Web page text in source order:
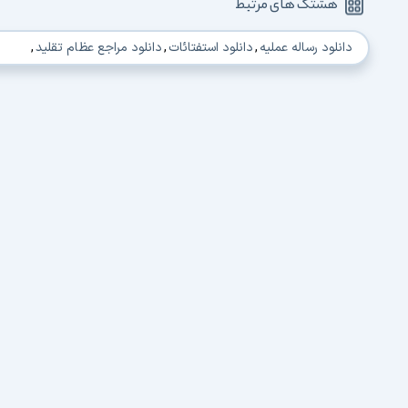
هشتگ های مرتبط
دانلود رساله عملیه,دانلود استفتائات,دانلود مراجع عظام تقلید,